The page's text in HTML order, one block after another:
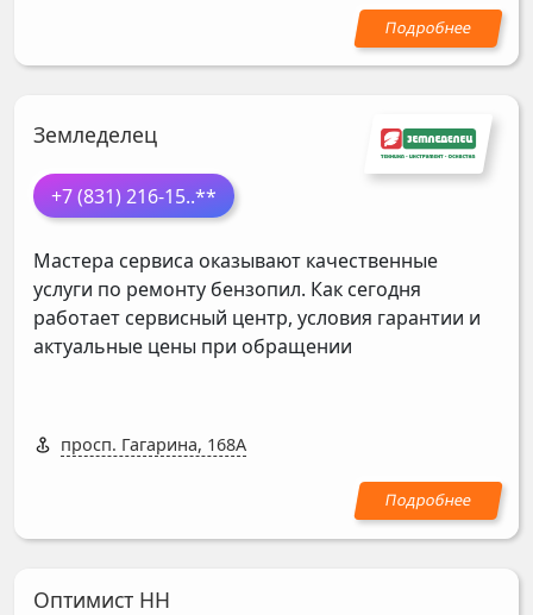
Земледелец
+7 (831) 216-15..**
Мастера сервиса оказывают качественные
услуги по ремонту бензопил. Как сегодня
работает сервисный центр, условия гарантии и
актуальные цены при обращении
просп. Гагарина, 168А
Оптимист НН